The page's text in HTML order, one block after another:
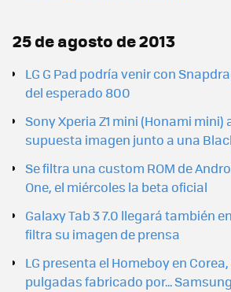
25 de agosto de 2013
LG G Pad podría venir con
del esperado 800
Sony Xperia Z1 mini (Honami mini)
supuesta imagen junto a una
Se filtra una custom ROM de
One, el miércoles la beta oficial
Galaxy Tab 3 7.0 llegará también
filtra su imagen de prensa
LG presenta el Homeboy en
pulgadas fabricado por... Samsung